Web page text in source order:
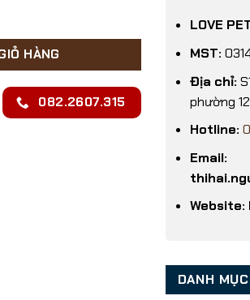
HÀNG
082.2607.315
LOVE
MST:
Địa chỉ:
phường
Hotline:
Email:
Website:
DANH